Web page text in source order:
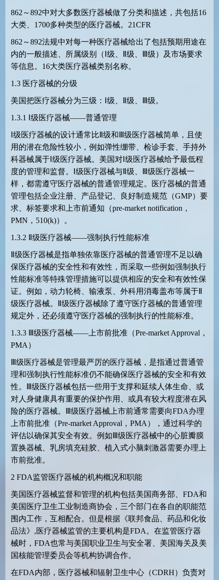
862 ～892中对大多数医疗器械做了分类和描述，共包括16
大类、 1700多种类型的医疗器械。 21CFR
862 ～892法规中对每一种医疗器械给出了包括预期用途在
内的一般描述、所属级别（Ⅰ级、Ⅱ级、Ⅲ级）及市场要求
等信息。 16大类医疗器械类别名称。
1.3 医疗器械的分级
美国把医疗器械分为三级：Ⅰ级、Ⅱ级、Ⅲ级。
1.3.1 Ⅰ级医疗器械——普通管理
Ⅰ级医疗器械的设计通常比Ⅱ级和Ⅲ级医疗器械简单，且使
用的潜在危险性较小，例如弹性绷带、检诊手套、手持外
科器械属于Ⅰ级医疗器械。美国对Ⅰ级医疗器械给予最低程
度的管理和监督。Ⅰ级医疗器械与Ⅱ级、Ⅲ级医疗器械一
样，都需遵守医疗器械的普通管理规定。医疗器械的普通
管理包括企业注册、产品登记、良好制造规范（GMP）要
求、标签要求和上市前通知（pre-market notification ，
PMN ， 510(k)）。
1.3.2 Ⅱ级医疗器械——强制执行性能标准
Ⅱ级医疗器械是指单独依靠医疗器械的普通管理不足以确
保医疗器械的安全性和有效性，而采取一些例如强制执行
性能标准等特殊管理措施可以提供相应的安全和有效性保
证。例如，动力轮椅、输液泵、外科用消毒盖布等属于Ⅱ
级医疗器械。Ⅱ级医疗器械除了遵守医疗器械的普通管理
规定外，还必须遵守医疗器械的强制执行的性能标准。
1.3.3 Ⅲ级医疗器械——上市前批准（Pre-market Approval ，
PMA ）
Ⅲ级医疗器械是管理最严厉的医疗器械，是指通过普通管
理和强制执行性能标准仍不能确保医疗器械的安全和有效
性。Ⅲ级医疗器械包括一些用于支撑和延续人体生命、或
对人身健康具有重要的保护作用、或具有较大程度潜在风
险的医疗器械。Ⅲ级医疗器械上市前通常需要向FDA办理
上市前批准（Pre-market Approval ， PMA ），通过科学的
评估以确保其安全有效。例如Ⅲ级医疗器械中的心脏瓣膜
置换器械、乳房填充硅胶、植入式小脑刺激器需要办理上
市前批准。
2 FDA监管医疗器械的机构概况和职能
美国医疗器械监督和管理的机构包括美国商务部、 FDA和
美国医疗卫生工业制造商协会，三个部门在各自的职能范
围内工作，互相配合。但是根据《联邦食品、药品和化妆
品法》 ,医疗器械监管的主要机构是FDA 。在监管医疗器
械时， FDA也常与美国职业卫生与安全署、美国海关及美
国核能管理委员会等机构协调合作。
在FDA内部，医疗器械和辐射卫生中心（CDRH）负责对